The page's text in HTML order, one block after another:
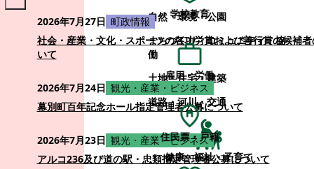
自然・環境・公園
まちづくり・コミュニティ・協
働
土地・住宅・建築
道路・河川・交通
健康・福祉・子育て
2026年7月27日 町政情報
社会・産業・文化・スポーツの各功労賞および善行賞の候補
いて
2026年7月24日 観光・産業・ビジネス
幕別町百年記念ホール指定管理者公募について
2026年7月23日 観光・産業・ビジネス
アルコ236及び道の駅・忠類指定管理者公募について
学校教育
雇用・労働
住民票・戸籍